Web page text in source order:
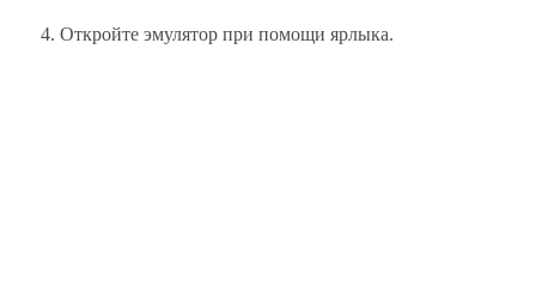
Откройте эмулятор при помощи ярлыка.